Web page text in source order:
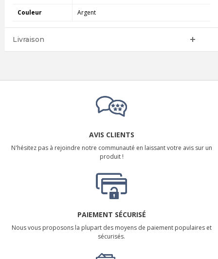
Couleur Argent
Livraison
AVIS CLIENTS
N'hésitez pas à rejoindre notre communauté en laissant votre avis sur un
produit !
PAIEMENT SÉCURISÉ
Nous vous proposons la plupart des moyens de paiement populaires et
sécurisés.